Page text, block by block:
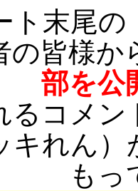
ト末尾の
の皆様か
部を公
るコメン
キれん
もっ